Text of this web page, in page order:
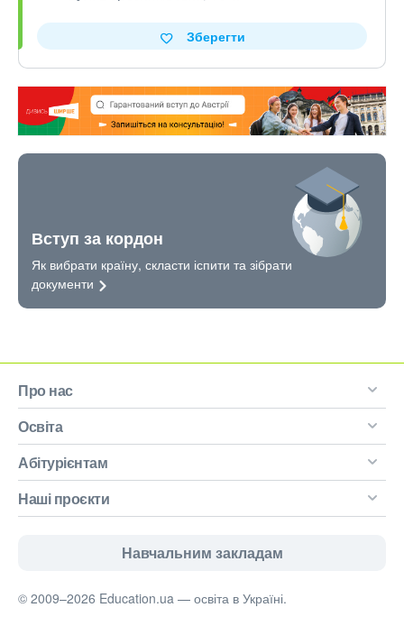
Зберегти
Вступ за кордон
Як вибрати країну, скласти іспити та зібрати
документи
Про нас
Освіта
Абітурієнтам
Наші проєкти
Навчальним закладам
© 2009–2026 Education.ua — освіта в Україні.